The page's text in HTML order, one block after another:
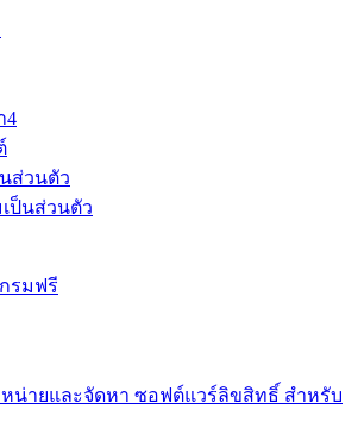
4
ส่วนตัว
ป็นส่วนตัว